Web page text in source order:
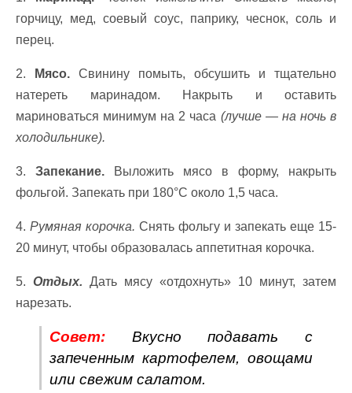
горчицу, мед, соевый соус, паприку, чеснок, соль и
перец.
2. Мясо. Свинину помыть, обсушить и тщательно
натереть маринадом. Накрыть и оставить
мариноваться минимум на 2 часа (лучше — на ночь в
холодильнике).
3. Запекание. Выложить мясо в форму, накрыть
фольгой. Запекать при 180°C около 1,5 часа.
4. Румяная корочка. Снять фольгу и запекать еще 15-
20 минут, чтобы образовалась аппетитная корочка.
5. Отдых. Дать мясу «отдохнуть» 10 минут, затем
нарезать.
Совет: Вкусно подавать с
запеченным картофелем, овощами
или свежим салатом.